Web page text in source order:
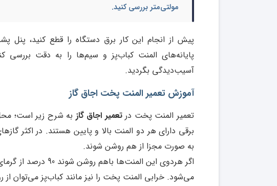
مولتی‌متر بررسی کنید.
پیش از انجام این کار برق دستگاه را قطع کنید، پنل
پایانه‌های المنت کباب‌پز و سیم‌ها را به دقت
آسیب‌دیدگی بگردید.
آموزش تعمیر المنت پخت اجاق گاز
تعمیر المنت پخت درتعمیر اجاق گاز به شرح زیر است؛
برقی دارای هر دو المنت بالا و پایین هستند. در اکثر
به صورت مجزا از هم روشن شوند.
اگر هردوی این
می‌شود. خرابی المنت پخت را نیز مانند کباب‌پز می‌توان از